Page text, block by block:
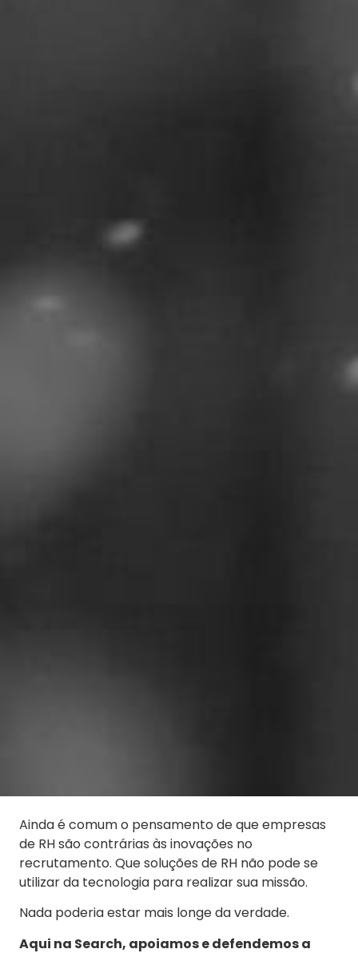
Ainda é comum o pensamento de que empresas
de RH são contrárias às inovações no
recrutamento. Que soluções de RH não pode se
utilizar da tecnologia para realizar sua missão.
Nada poderia estar mais longe da verdade.
Aqui na Search, apoiamos e defendemos a